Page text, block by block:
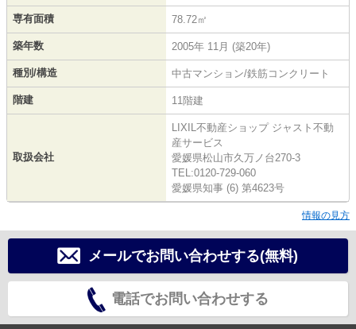
専有面積 78.72㎡
築年数 2005年 11月 (築20年)
種別/構造 中古マンション/鉄筋コンクリート
階建 11階建
取扱会社
LIXIL不動産ショップ ジャスト不動
産サービス
愛媛県松山市久万ノ台270-3
TEL:0120-729-060
愛媛県知事 (6) 第4623号
情報の見方
メールでお問い合わせする(無料)
電話でお問い合わせする